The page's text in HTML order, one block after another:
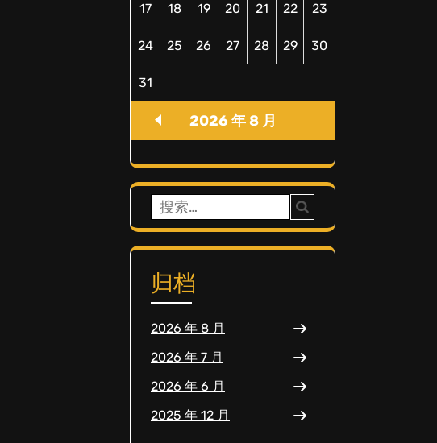
2026 年 8 月
17 18 19 20 21 22 23
24 25 26 27 28 29 30
31
搜
索：
归档
2026 年 8 月
2026 年 7 月
2026 年 6 月
2025 年 12 月